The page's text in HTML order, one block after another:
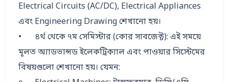
Electrical Circuits (AC/DC), Electrical Appliances
এবং Engineering Drawing শেখানো হয়।
•	৪র্থ থেকে ৭ম সেমিস্টার (কোর সাবজেক্ট): এই সময়ে
মূলত অ্যাডভান্সড ইলেকট্রিক্যাল এবং পাওয়ার সিস্টেমের
বিষয়গুলো শেখানো হয়। যেমন: